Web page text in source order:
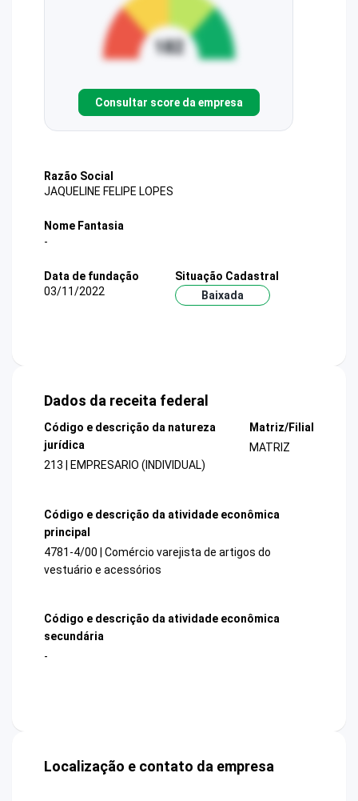
Consultar score da empresa
Razão Social
JAQUELINE FELIPE LOPES
Nome Fantasia
-
Data de fundação
03/11/2022
Situação Cadastral
Baixada
Dados da receita federal
Código e descrição da natureza
jurídica
213 | EMPRESARIO (INDIVIDUAL)
Matriz/Filial
MATRIZ
Código e descrição da atividade econômica
principal
4781-4/00 | Comércio varejista de artigos do
vestuário e acessórios
Código e descrição da atividade econômica
secundária
-
Localização e contato da empresa